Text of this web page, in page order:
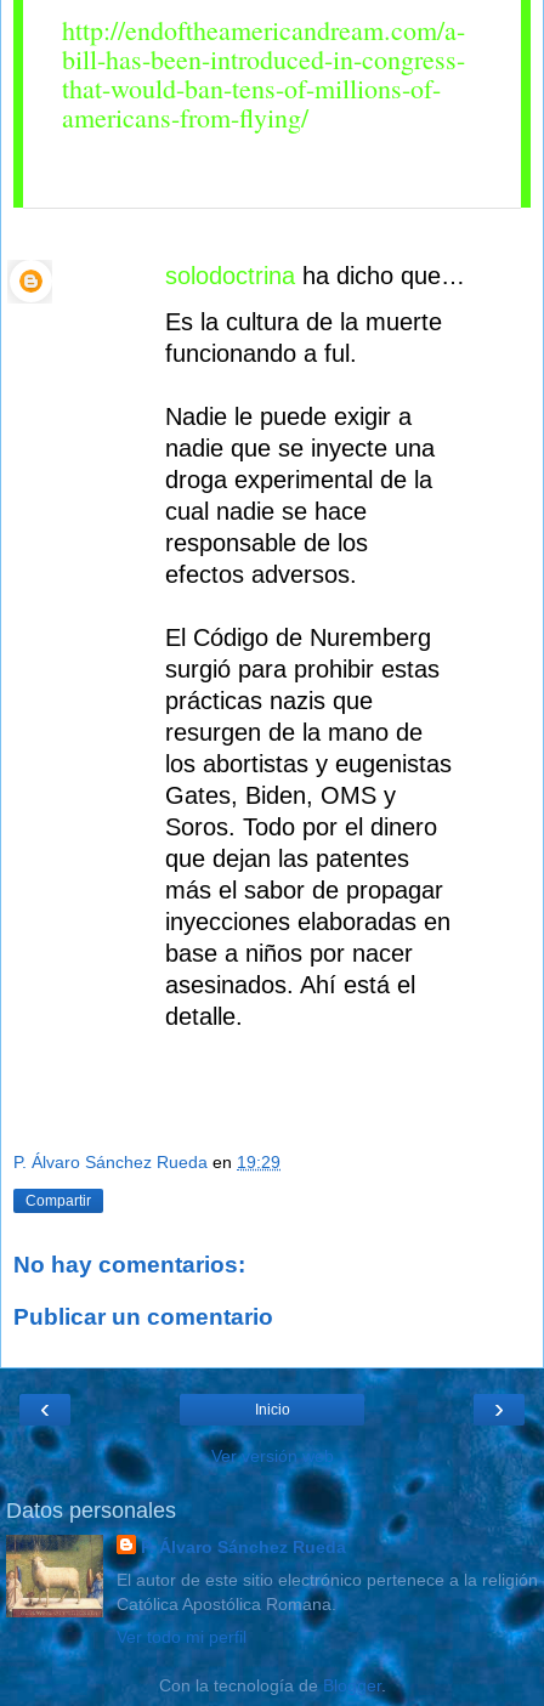
http://endoftheamericandream.com/a-
bill-has-been-introduced-in-congress-
that-would-ban-tens-of-millions-of-
americans-from-flying/
solodoctrina ha dicho que…
Es la cultura de la muerte
funcionando a ful.
Nadie le puede exigir a
nadie que se inyecte una
droga experimental de la
cual nadie se hace
responsable de los
efectos adversos.
El Código de Nuremberg
surgió para prohibir estas
prácticas nazis que
resurgen de la mano de
los abortistas y eugenistas
Gates, Biden, OMS y
Soros. Todo por el dinero
que dejan las patentes
más el sabor de propagar
inyecciones elaboradas en
base a niños por nacer
asesinados. Ahí está el
detalle.
P. Álvaro Sánchez Rueda en 19:29
Compartir
No hay comentarios:
Publicar un comentario
‹ ›
Inicio
Ver versión web
Datos personales
P. Álvaro Sánchez Rueda
El autor de este sitio electrónico pertenece a la religión
Católica Apostólica Romana.
Ver todo mi perfil
Con la tecnología de Blogger.